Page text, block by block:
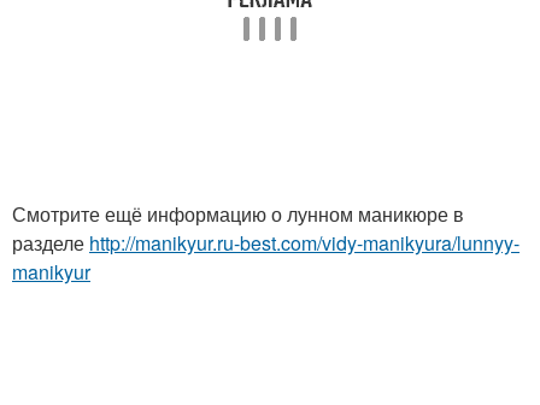
Смотрите ещё информацию о лунном маникюре в
разделе http://manikyur.ru-best.com/vidy-manikyura/lunnyy-
manikyur